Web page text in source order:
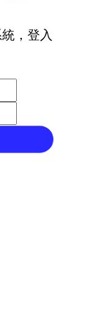
，登入